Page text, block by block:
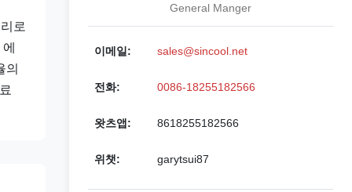
로
의
General Manger
이메일: sales@sincool.net
전화: 0086-18255182566
왓츠앱: 8618255182566
위챗: garytsui87